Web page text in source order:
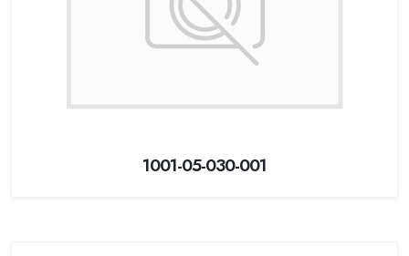
1001-05-030-001